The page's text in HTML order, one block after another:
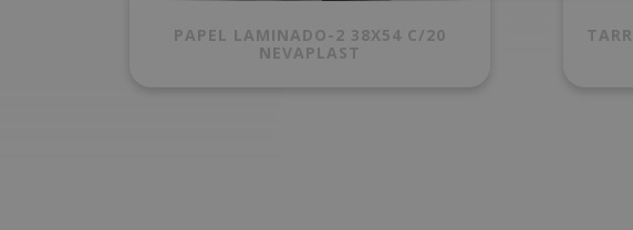
PAPEL LAMINADO-2 38X54 C/20
NEVAPLAST